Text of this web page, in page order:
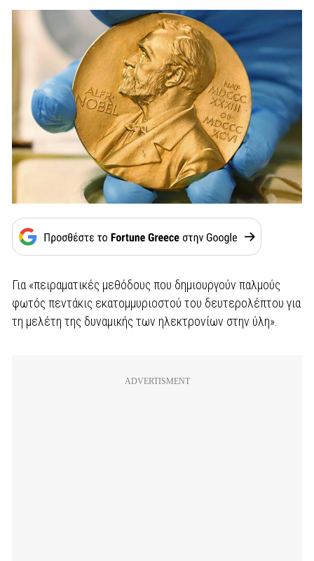
Για «πειραματικές μεθόδους που δημιουργούν παλμούς
φωτός πεντάκις εκατομμυριοστού του δευτερολέπτου για
τη μελέτη της δυναμικής των ηλεκτρονίων στην ύλη».